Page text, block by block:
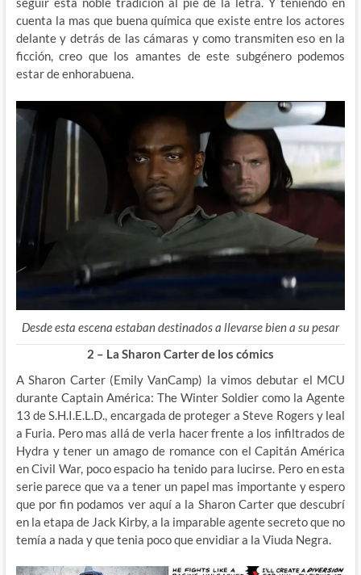
cuenta la mas que buena química que existe entre los actores
delante y detrás de las cámaras y como transmiten eso en la
ficción, creo que los amantes de este subgénero podemos
estar de enhorabuena.
Desde esta escena estaban destinados a llevarse bien a su pesar
2 – La Sharon Carter de los cómics
A Sharon Carter (Emily VanCamp) la vimos debutar el MCU
durante Captain América: The Winter Soldier como la Agente
13 de S.H.I.E.L.D., encargada de proteger a Steve Rogers y leal
a Furia. Pero mas allá de verla hacer frente a los infiltrados de
Hydra y tener un amago de romance con el Capitán América
en Civil War, poco espacio ha tenido para lucirse. Pero en esta
serie parece que va a tener un papel mas importante y espero
que por fin podamos ver aquí a la Sharon Carter que descubrí
en la etapa de Jack Kirby, a la imparable agente secreto que no
temía a nada y que tenia poco que envidiar a la Viuda Negra.